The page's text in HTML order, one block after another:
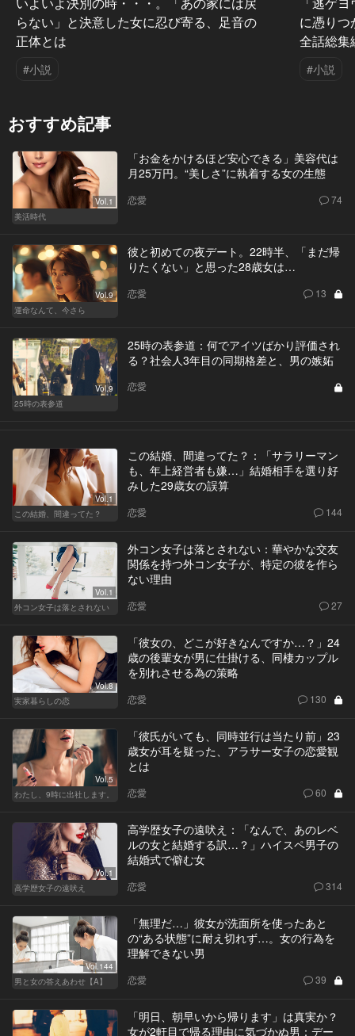
らない」と決意した女に忍び寄る、足音の
正体とは
#小説
に憑り
全話総集
#小説
おすすめ記事
Vol.1
美活時代
「お金をかけるほど安心できる」美容代は
月25万円。“美しさ”に執着する女の生態
恋愛 74
Vol.9
運命なんて、今さら
彼と初めての夜デート。22時半、「まだ帰
りたくない」と思った28歳女は…
恋愛 13
Vol.9
25時の表参道
25時の表参道：何でアイツばかり評価され
る？社会人3年目の同期格差と、男の嫉妬
恋愛
Vol.1
この結婚、間違ってた？
この結婚、間違ってた？：「サラリーマン
も、年上経営者も嫌…」結婚相手を選り好
みした29歳女の誤算
恋愛 144
Vol.1
外コン女子は落とされない
外コン女子は落とされない：華やかな交友
関係を持つ外コン女子が、特定の彼を作ら
ない理由
恋愛 27
Vol.8
実家暮らしの恋
「彼女の、どこが好きなんですか…？」24
歳の後輩女が男に仕掛ける、同棲カップル
を別れさせる為の策略
恋愛 130
Vol.5
わたし、9時に出社します。
「彼氏がいても、同時並行は当たり前」23
歳女が耳を疑った、アラサー女子の恋愛観
とは
恋愛 60
Vol.1
高学歴女子の遠吠え
高学歴女子の遠吠え：「なんで、あのレベ
ルの女と結婚する訳…？」ハイスペ男子の
結婚式で僻む女
恋愛 314
Vol.144
男と女の答えあわせ【A】
「無理だ…」彼女が洗面所を使ったあと
の“ある状態”に耐え切れず…。女の行為を
理解できない男
恋愛 39
「明日、朝早いから帰ります」は真実か？
女が2軒目で帰る理由に気づかぬ男：デー